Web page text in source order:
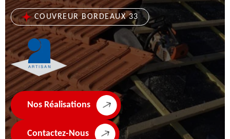
COUVREUR BORDEAUX 33
Nos Réalisations
Contactez-Nous